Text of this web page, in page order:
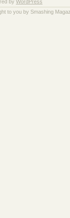
by WordPress
to you by Smashing